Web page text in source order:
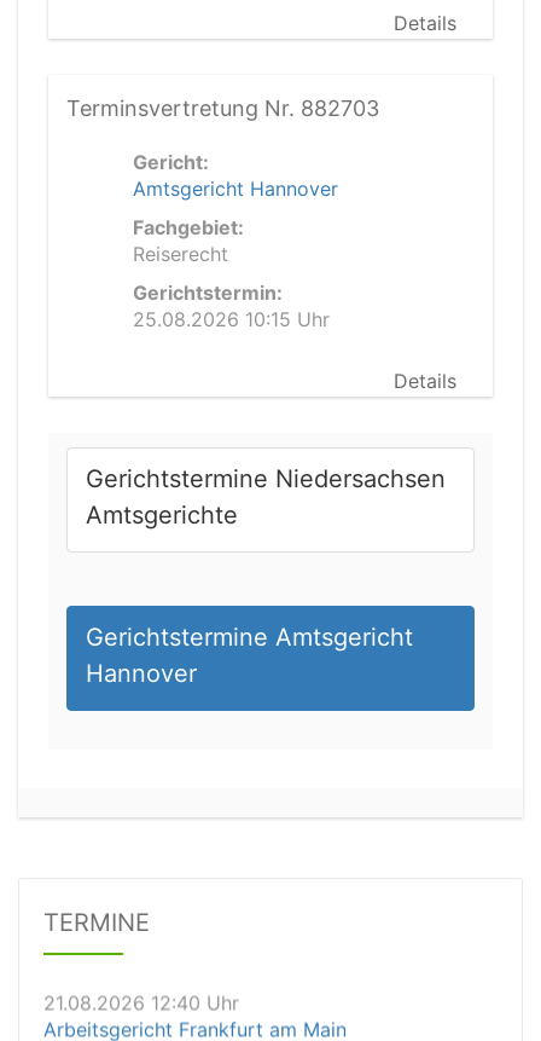
Details
Terminsvertretung Nr. 882703
Gericht:
Amtsgericht Hannover
Fachgebiet:
Reiserecht
Gerichtstermin:
25.08.2026 10:15 Uhr
Details
Gerichtstermine Niedersachsen
Amtsgerichte
Gerichtstermine Amtsgericht
Hannover
TERMINE
Status:vegeben